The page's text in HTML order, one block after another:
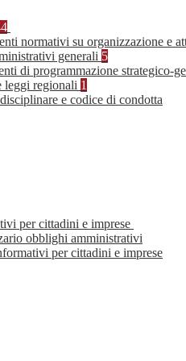
normativi su organizzazione e
generali 5
di programmazione strategico-
leggi regionali 1
e codice di condotta
per cittadini e imprese
obblighi amministrativi
per cittadini e imprese